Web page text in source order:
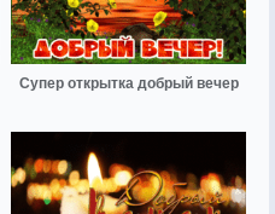
Супер открытка добрый вечер